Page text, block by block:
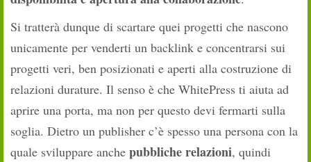
Si tratterà dunque di scartare quei progetti che nascono
unicamente per venderti un backlink e concentrarsi sui
progetti veri, ben posizionati e aperti alla costruzione di
relazioni durature. Il senso è che WhitePress ti aiuta ad
aprire una porta, ma non per questo devi fermarti sulla
soglia. Dietro un publisher c’è spesso una persona con la
quale sviluppare anche pubbliche relazioni, quindi